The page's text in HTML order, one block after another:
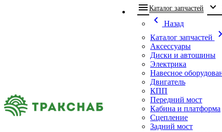
menu Каталог запчастей expand_more
chevron_left
Назад
Каталог запчастей
chevron_right
Аксессуары
Диски и автошины
Электрика
Навесное
Двигатель
КПП
Передний мост
Кабина и платформа
Сцепление
Задний мост